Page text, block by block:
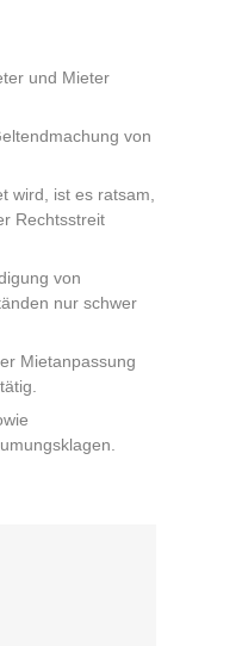
und Mieter
von
wird, ist es ratsam,
Rechtsstreit
von
nur schwer
Mietanpassung